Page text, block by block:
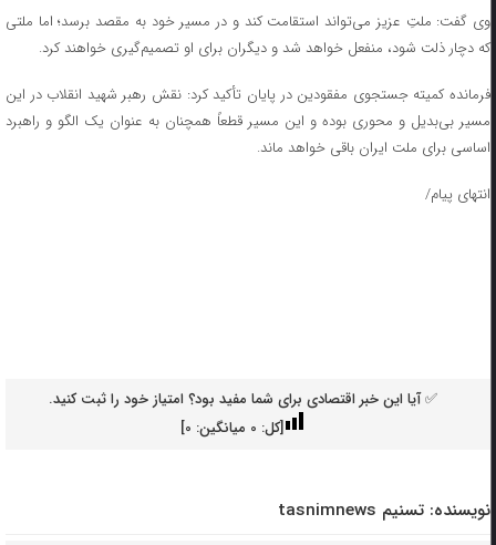
وی گفت: ملتِ عزیز می‌تواند استقامت کند و در مسیر خود به مقصد برسد؛ اما ملتی
که دچار ذلت شود، منفعل خواهد شد و دیگران برای او تصمیم‌گیری خواهند کرد.
فرمانده کمیته جستجوی مفقودین در پایان تأکید کرد: نقش رهبر شهید انقلاب در این
مسیر بی‌بدیل و محوری بوده و این مسیر قطعاً همچنان به عنوان یک الگو و راهبرد
اساسی برای ملت ایران باقی خواهد ماند.
انتهای پیام/
✅ آیا این خبر اقتصادی برای شما مفید بود؟ امتیاز خود را ثبت کنید.
[کل: 0میانگین: 0
]
نویسنده: تسنیم tasnimnews